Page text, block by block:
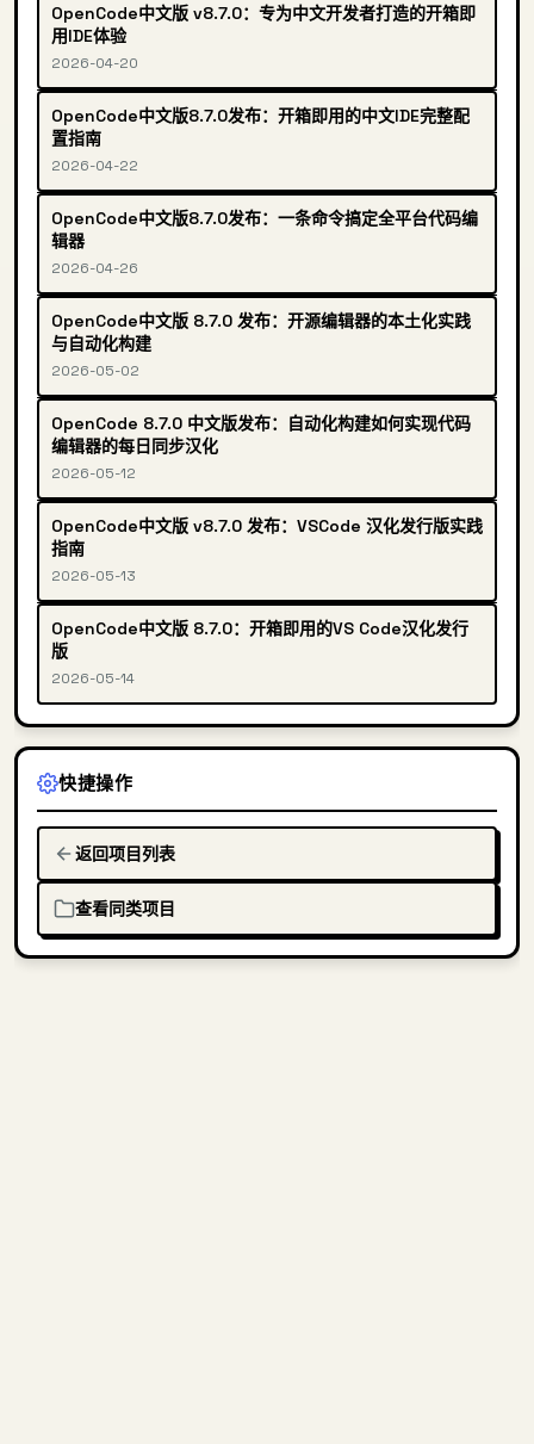
OpenCode中文版 v8.7.0：专为中文开发者打造的开箱即
用IDE体验
2026-04-20
OpenCode中文版8.7.0发布：开箱即用的中文IDE完整配
置指南
2026-04-22
OpenCode中文版8.7.0发布：一条命令搞定全平台代码编
辑器
2026-04-26
OpenCode中文版 8.7.0 发布：开源编辑器的本土化实践
与自动化构建
2026-05-02
OpenCode 8.7.0 中文版发布：自动化构建如何实现代码
编辑器的每日同步汉化
2026-05-12
OpenCode中文版 v8.7.0 发布：VSCode 汉化发行版实践
指南
2026-05-13
OpenCode中文版 8.7.0：开箱即用的VS Code汉化发行
版
2026-05-14
快捷操作
返回项目列表
查看同类项目